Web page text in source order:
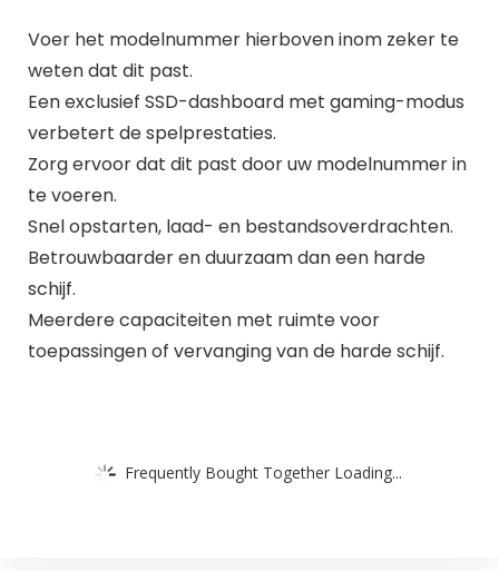
Voer het modelnummer hierboven inom zeker te
weten dat dit past.
Een exclusief SSD-dashboard met gaming-modus
verbetert de spelprestaties.
Zorg ervoor dat dit past door uw modelnummer in
te voeren.
Snel opstarten, laad- en bestandsoverdrachten.
Betrouwbaarder en duurzaam dan een harde
schijf.
Meerdere capaciteiten met ruimte voor
toepassingen of vervanging van de harde schijf.
Frequently Bought Together Loading...